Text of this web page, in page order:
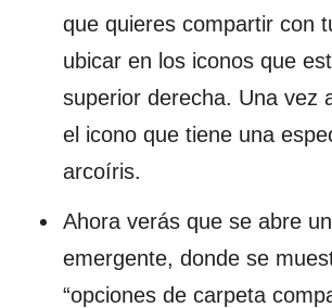
que quieres compartir con
ubicar en los iconos que
superior derecha. Una vez
el icono que tiene una
arcoíris.
Ahora verás que se abre
emergente, donde se
“opciones de carpeta